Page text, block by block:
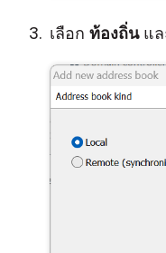
เลือก ท้องถิ่นแล